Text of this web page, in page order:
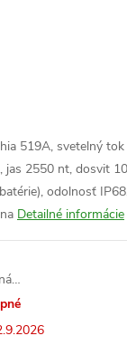
519A, svetelný
2550 nt, dosvit
odolnosť
Detailné informácie